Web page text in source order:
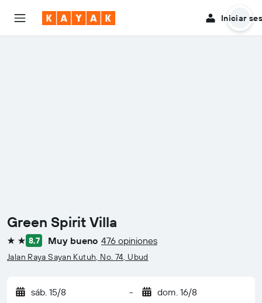
Iniciar
Green Spirit Villa
2 estrellas
8,7 Muy bueno 476 opiniones
Jalan Raya Sayan Kutuh, No. 74, Ubud
sáb. 15/8 - dom. 16/8